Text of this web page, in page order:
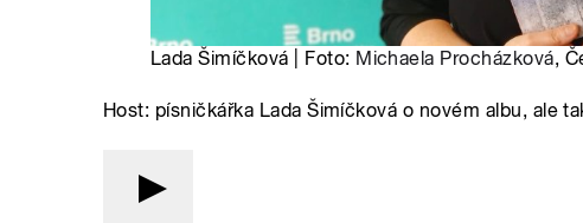
Lada Šimíčková | Foto: Michaela Procházková,
Host: písničkářka Lada Šimíčková o novém albu, ale